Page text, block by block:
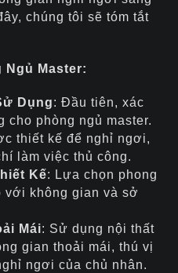
chúng tôi sẽ tóm tắt
Ngủ Master:
Dụng: Đầu tiên, xác
cho phòng ngủ master.
thiết kế để nghỉ ngơi,
làm việc thủ công.
Kế: Lựa chọn phong
với không gian và sở
Mái: Sử dụng nội thất
gian thoải mái, thú vị
ngơi của chủ nhân.